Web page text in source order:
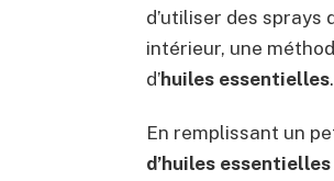
d’utiliser des sprays
intérieur, une
d’huiles essentielles.
En remplissant un
d’huiles essentielles